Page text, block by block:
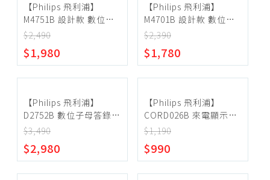
【Philips 飛利浦】
M4751B 設計款 數位答
錄機無線電話
$2,490
$1,980
【Philips 飛利浦】
M4701B 設計款 數位無
線電話
$2,390
$1,780
【Philips 飛利浦】
D2752B 數位子母答錄機
無線電話
$3,490
$2,980
【Philips 飛利浦】
CORD026B 來電顯示辦
公有線電話
$1,190
$990